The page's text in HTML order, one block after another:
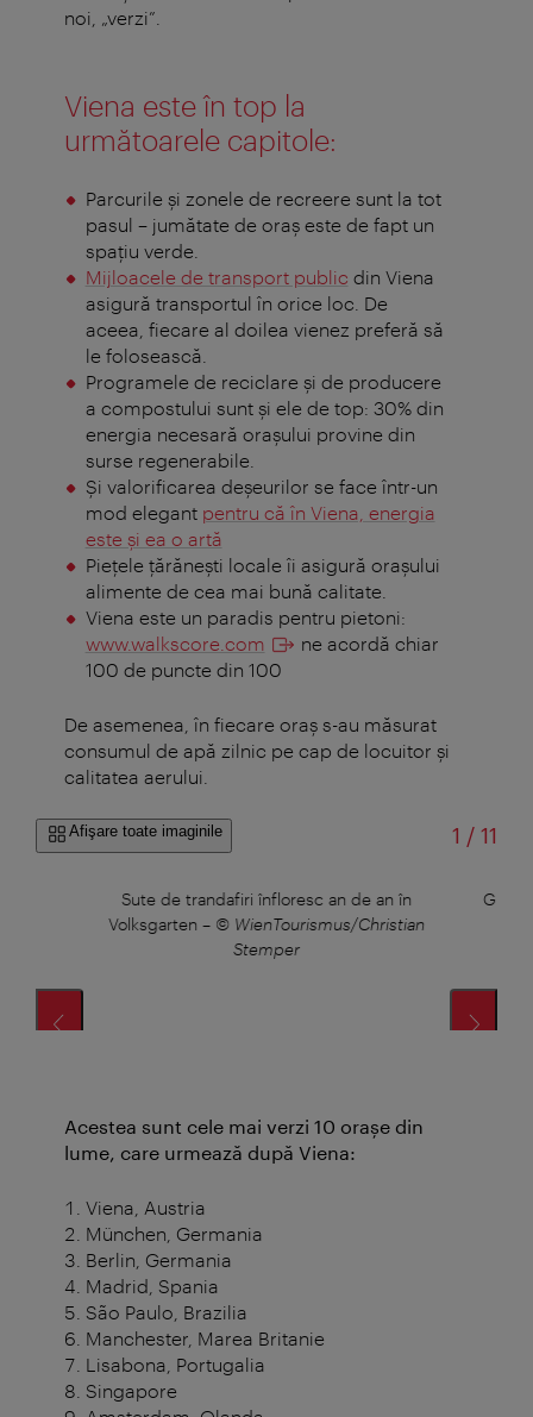
noi, „verzi”.
Viena este în top la
următoarele capitole:
Parcurile şi zonele de recreere sunt la tot
pasul – jumătate de oraş este de fapt un
spaţiu verde.
Mijloacele de transport public din Viena
asigură transportul în orice loc. De
aceea, fiecare al doilea vienez preferă să
le folosească.
Programele de reciclare şi de producere
a compostului sunt şi ele de top: 30% din
energia necesară oraşului provine din
surse regenerabile.
Şi valorificarea deşeurilor se face într-un
mod elegant pentru că în Viena, energia
este şi ea o artă
Pieţele ţărăneşti locale îi asigură oraşului
alimente de cea mai bună calitate.
Viena este un paradis pentru pietoni:
www.walkscore.com
ne acordă chiar
100 de puncte din 100
De asemenea, în fiecare oraş s-au măsurat
consumul de apă zilnic pe cap de locuitor şi
calitatea aerului.
Afişare toate imaginile 1 /din
11
Sute de trandafiri înfloresc an de an în
Volksgarten – © WienTourismus/Christian
Stemper
Acestea sunt cele mai verzi 10 oraşe din
lume, care urmează după Viena:
Viena, Austria
München, Germania
Berlin, Germania
Madrid, Spania
São Paulo, Brazilia
Manchester, Marea Britanie
Lisabona, Portugalia
Singapore